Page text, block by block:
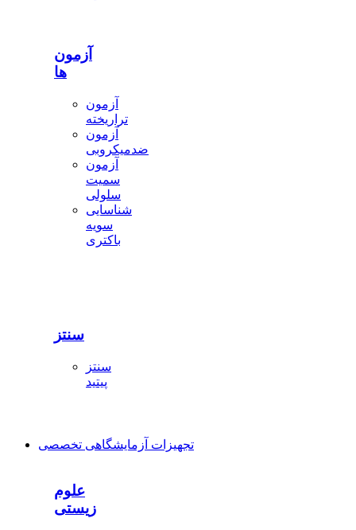
آزمون
ها
آزمون
تراریخته
آزمون
ضدمیکروبی
آزمون
سمیت
سلولی
شناسایی
سویه
باکتری
سنتز
سنتز
پیتید
تجهیزات آزمایشگاهی تخصصی
علوم
زیستی